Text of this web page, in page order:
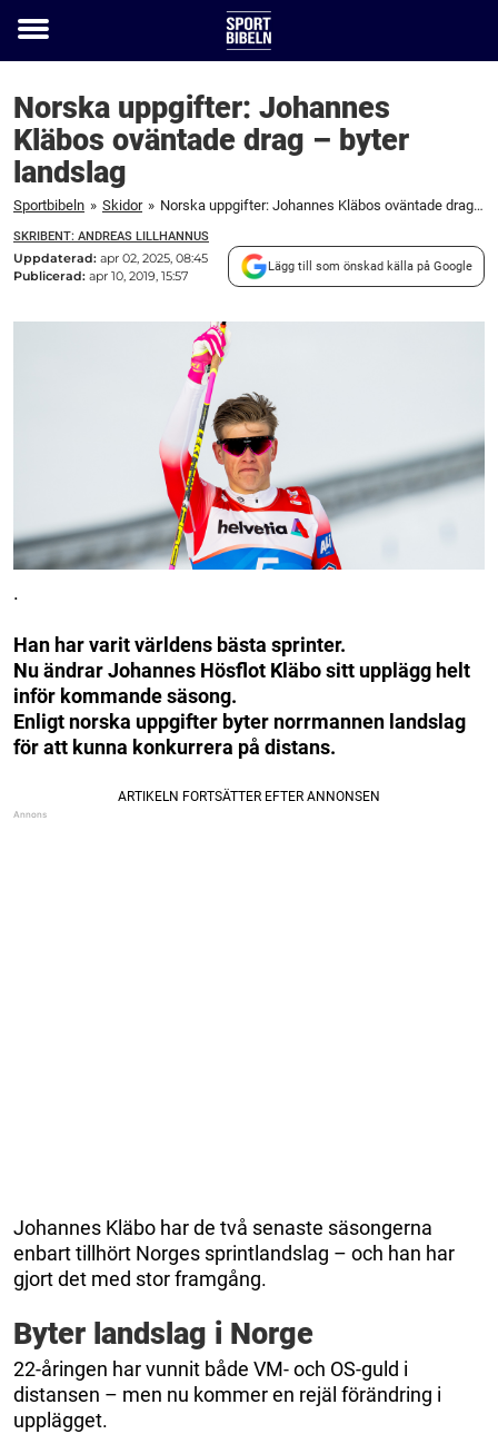
Toggle
Norska uppgifter: Johannes
Kläbos oväntade drag – byter
landslag
Sportbibeln » Skidor » Norska uppgifter: Johannes Kläbos oväntade drag - byter landslag
SKRIBENT: ANDREAS LILLHANNUS
Uppdaterad: apr 02, 2025, 08:45
Publicerad: apr 10, 2019, 15:57
Lägg till som önskad källa på Google
.
Han har varit världens bästa sprinter.
Nu ändrar Johannes Hösflot Kläbo sitt upplägg helt
inför kommande säsong.
Enligt norska uppgifter byter norrmannen landslag
för att kunna konkurrera på distans.
Johannes Kläbo har de två senaste säsongerna
enbart tillhört Norges sprintlandslag – och han har
gjort det med stor framgång.
Byter landslag i Norge
22-åringen har vunnit både VM- och OS-guld i
distansen – men nu kommer en rejäl förändring i
upplägget.